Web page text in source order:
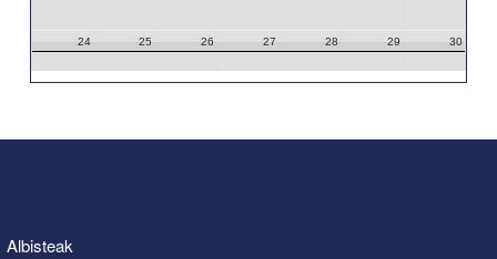
24 25 26 27 28 29 30
Albisteak